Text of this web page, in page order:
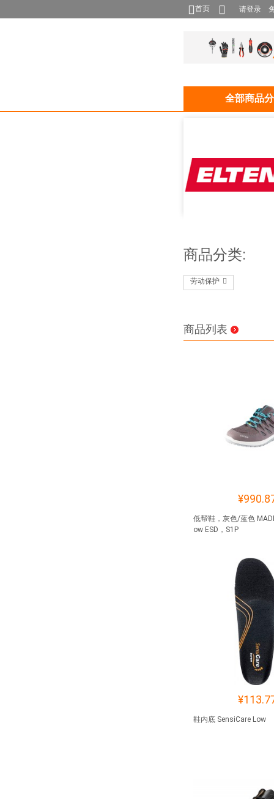
首页 请登录
全部商品
商品分类:
劳动保护
商品列表
低帮鞋，灰色/蓝色
ow ESD，S1P
鞋内底 SensiCare Low